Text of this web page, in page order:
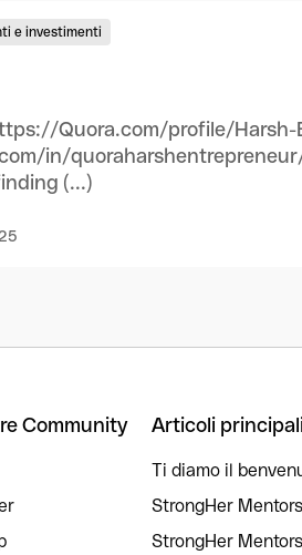
e investimenti
Quora.com/profile/Harsh-
in/
(...)
Community Articoli
Ti diamo il
StrongHer
StrongHer